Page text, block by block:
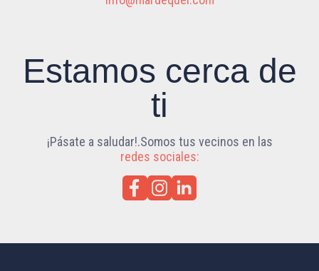
Estamos cerca de
ti
¡Pásate a saludar!.Somos tus vecinos en las
redes sociales: